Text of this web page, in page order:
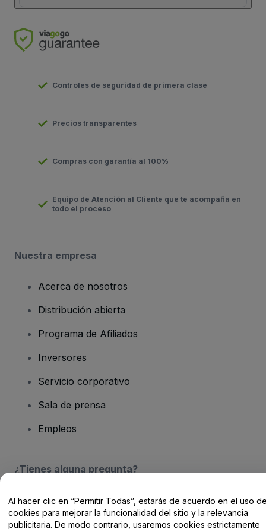
Controles de seguridad de primera clase
Precios transparentes
Compras con garantía al 100%
Equipo de Atención al Cliente que te acompaña en
todo el proceso
Nuestra empresa
Acerca de nosotros
Distribución abierta
Programa de Afiliados
Inversores
Servicio corporativo
Sala de prensa
Empleos
¿Tienes alguna pregunta?
Centro de Ayuda / Contacto
Al hacer clic en “Permitir Todas”, estarás de acuerdo en el uso
cookies para mejorar la funcionalidad del sitio y la relevancia
publicitaria. De modo contrario, usaremos cookies estrictamente